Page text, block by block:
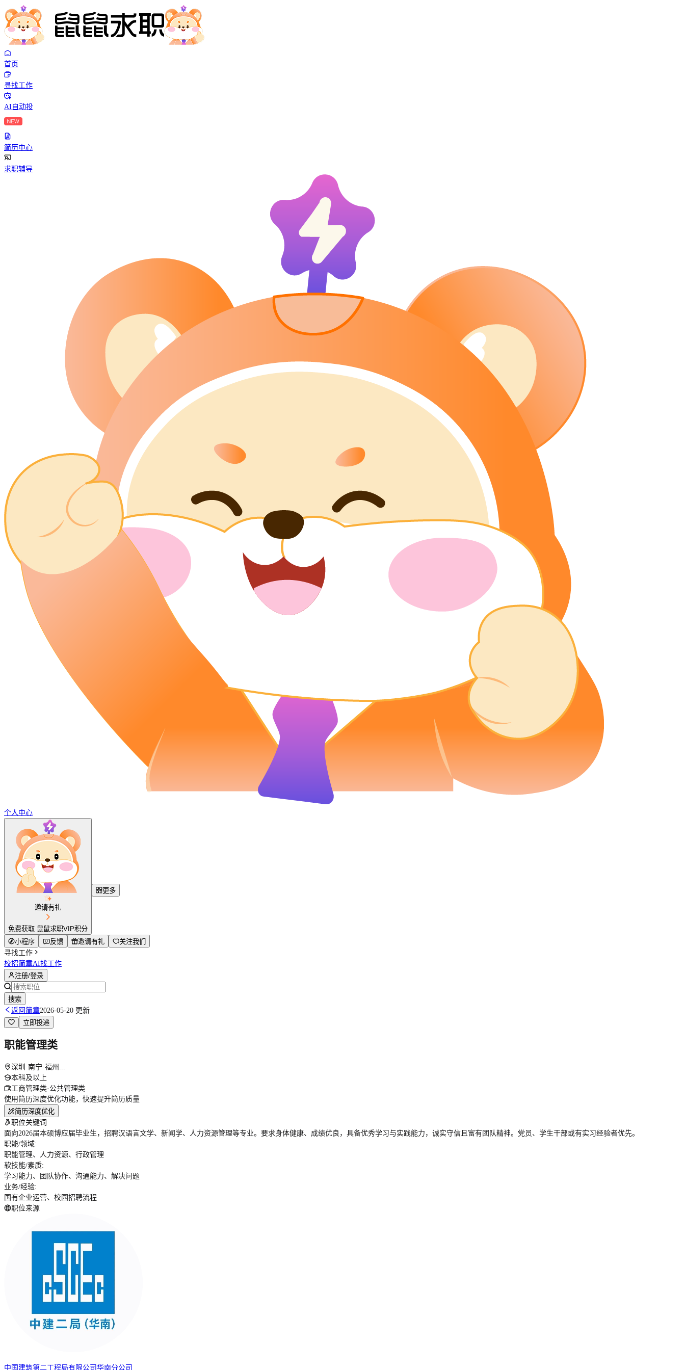
首页
寻找工作
AI自动投
简历中心
求职辅导
个人中心
邀请有礼
免费获取 鼠鼠求职VIP积分
更多
小程序 反馈 邀请有礼
关注我们
寻找工作
校招简章AI找工作
注册/登录
搜索
返回简章2026-05-20 更新
立即投递
职能管理类
深圳·南宁·福州...
本科及以上
工商管理类·公共管理类
使用简历深度优化功能，快速提升简历质量
简历深度优化
职位关键词
面向2026届本硕博应届毕业生，招聘汉语言文学、新闻学、人力资源管理等专业。要求身体健康、成绩优良，具备优秀学习与实践能力，诚实守信且富有团队精神。党员、学生干部或有实习经验者优先。
职能/领域:
职能管理、人力资源、行政管理
软技能/素质:
学习能力、团队协作、沟通能力、解决问题
业务/经验:
国有企业运营、校园招聘流程
职位来源
中国建筑第二工程局有限公司华南分公司